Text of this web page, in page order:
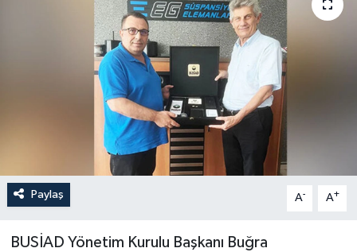
Paylaş A- A+
BUSİAD Yönetim Kurulu Başkanı Buğra